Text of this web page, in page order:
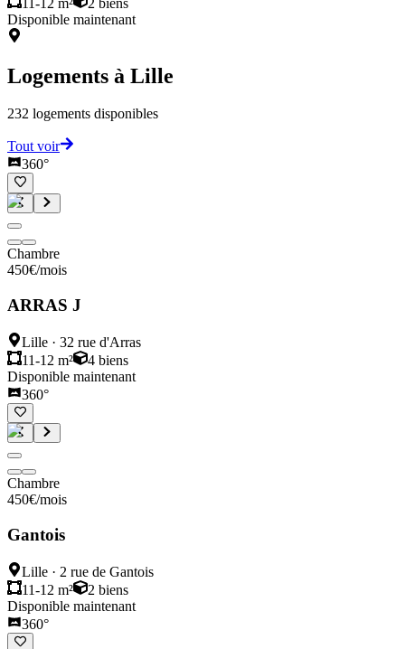
Disponible maintenant
Logements à Lille
232 logements disponibles
Tout voir
360°
Chambre
450€/mois
ARRAS J
Lille · 32 rue d'Arras
11-12 m²
4 biens
Disponible maintenant
360°
Chambre
450€/mois
Gantois
Lille · 2 rue de Gantois
11-12 m²
2 biens
Disponible maintenant
360°